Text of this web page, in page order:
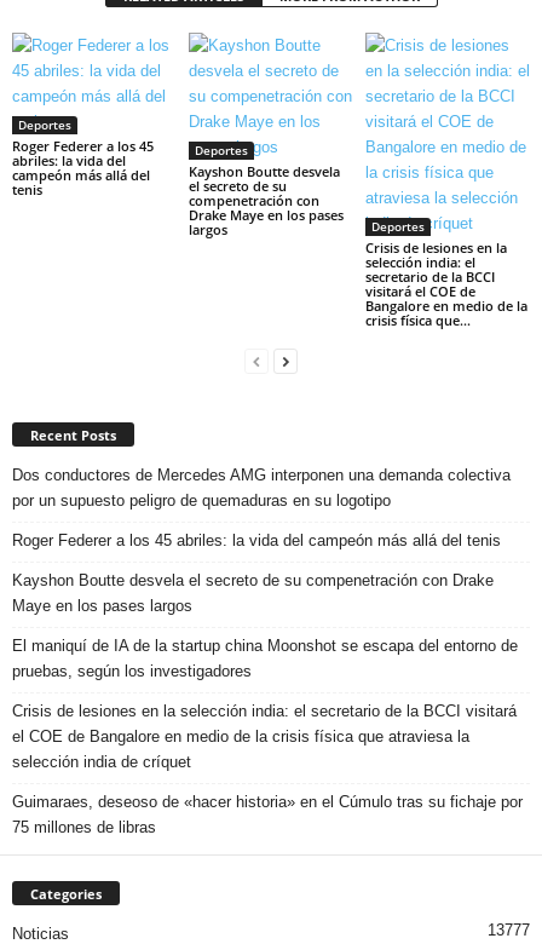
Deportes
Roger Federer a los 45
abriles: la vida del
campeón más allá del
tenis
Deportes
Kayshon Boutte desvela
el secreto de su
compenetración con
Drake Maye en los pases
largos
Deportes
Crisis de lesiones en la
selección india: el
secretario de la BCCI
visitará el COE de
Bangalore en medio de la
crisis física que...
Recent Posts
Dos conductores de Mercedes AMG interponen una demanda colectiva
por un supuesto peligro de quemaduras en su logotipo
Roger Federer a los 45 abriles: la vida del campeón más allá del tenis
Kayshon Boutte desvela el secreto de su compenetración con Drake
Maye en los pases largos
El maniquí de IA de la startup china Moonshot se escapa del entorno de
pruebas, según los investigadores
Crisis de lesiones en la selección india: el secretario de la BCCI visitará
el COE de Bangalore en medio de la crisis física que atraviesa la
selección india de críquet
Guimaraes, deseoso de «hacer historia» en el Cúmulo tras su fichaje por
75 millones de libras
Categories
Noticias 13777